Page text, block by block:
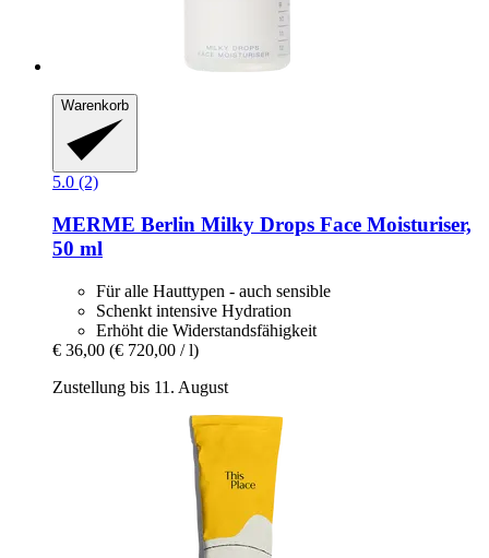
Warenkorb
5.0 (2)
MERME Berlin Milky Drops Face Moisturiser,
50 ml
Für alle Hauttypen - auch sensible
Schenkt intensive Hydration
Erhöht die Widerstandsfähigkeit
€ 36,00 (€ 720,00 / l)
Zustellung bis 11. August